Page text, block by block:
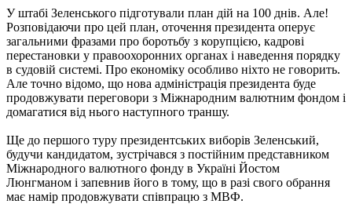
У штабі Зеленського підготували план дій на 100 днів. Але!
Розповідаючи про цей план, оточення президента оперує
загальними фразами про боротьбу з корупцією, кадрові
перестановки у правоохоронних органах і наведення порядку
в судовій системі. Про економіку особливо ніхто не говорить.
Але точно відомо, що нова адміністрація президента буде
продовжувати переговори з Міжнародним валютним фондом і
домагатися від нього наступного траншу.
Ще до першого туру президентських виборів Зеленський,
будучи кандидатом, зустрічався з постійним представником
Міжнародного валютного фонду в Україні Йостом
Люнгманом і запевнив його в тому, що в разі свого обрання
має намір продовжувати співпрацю з МВФ.